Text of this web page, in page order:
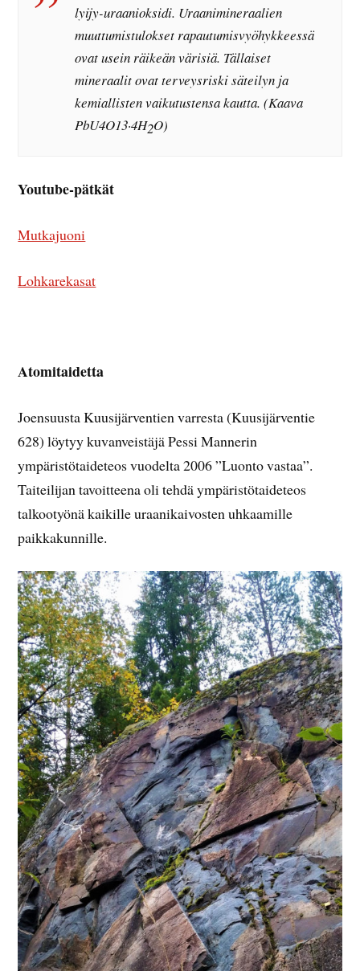
lyijy-uraanioksidi. Uraanimineraalien
muuttumistulokset rapautumisvyöhykkeessä
ovat usein räikeän värisiä. Tällaiset
mineraalit ovat terveysriski säteilyn ja
kemiallisten vaikutustensa kautta. (Kaava
PbU4O13·4H2O)
Youtube-pätkät
Mutkajuoni
Lohkarekasat
Atomitaidetta
Joensuusta Kuusijärventien varresta (Kuusijärventie
628) löytyy kuvanveistäjä Pessi Mannerin
ympäristötaideteos vuodelta 2006 ”Luonto vastaa”.
Taiteilijan tavoitteena oli tehdä ympäristötaideteos
talkootyönä kaikille uraanikaivosten uhkaamille
paikkakunnille.